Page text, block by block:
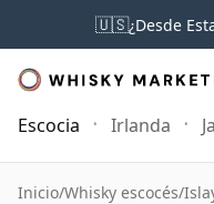
🇺🇸¿Desde
Escocia Irlanda
Inicio/Whisky escocés/